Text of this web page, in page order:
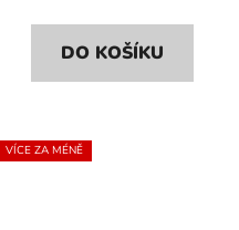
DO KOŠÍKU
VÍCE ZA MÉNĚ